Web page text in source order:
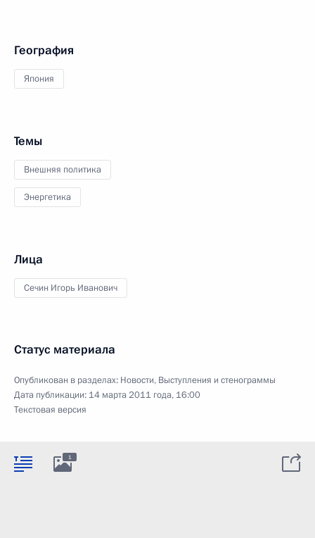
География
Япония
Темы
Внешняя политика
Энергетика
Лица
Сечин Игорь Иванович
Статус материала
Опубликован в разделах: Новости, Выступления и стенограммы
Дата публикации: 14 марта 2011 года, 16:00
Текстовая версия
1